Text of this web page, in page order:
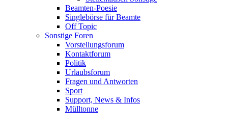
Beamten-Poesie
Singlebörse für Beamte
Off Topic
Sonstige Foren
Vorstellungsforum
Kontaktforum
Politik
Urlaubsforum
Fragen und Antworten
Sport
Support, News & Infos
Mülltonne